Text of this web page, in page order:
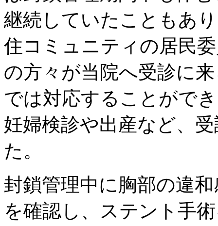
継続していたこともあ
住コミュニティの居民
の方々が当院へ受診に
では対応することがで
妊婦検診や出産など、
た。
封鎖管理中に胸部の違
を確認し、ステント手